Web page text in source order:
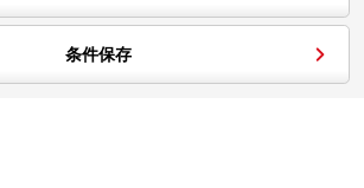
条件保存